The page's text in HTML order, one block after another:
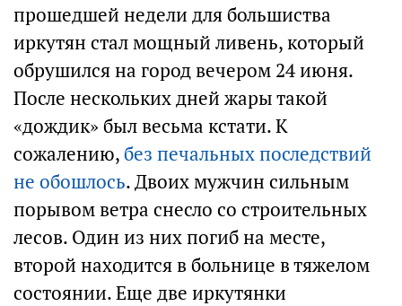
прошедшей недели для большиства
иркутян стал мощный ливень, который
обрушился на город вечером 24 июня.
После нескольких дней жары такой
«дождик» был весьма кстати. К
сожалению,без печальных последствий
не обошлось. Двоих мужчин сильным
порывом ветра снесло со строительных
лесов. Один из них погиб на месте,
второй находится в больнице в тяжелом
состоянии. Еще две иркутянки